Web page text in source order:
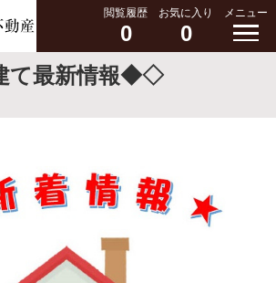
閲覧履歴
0
お気に入り
0
メニュー
て最新情報◆◇